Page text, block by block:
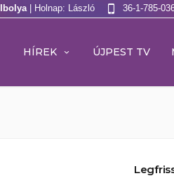
| Holnap: László 36-1-785-
HÍREK ÚJPEST TV